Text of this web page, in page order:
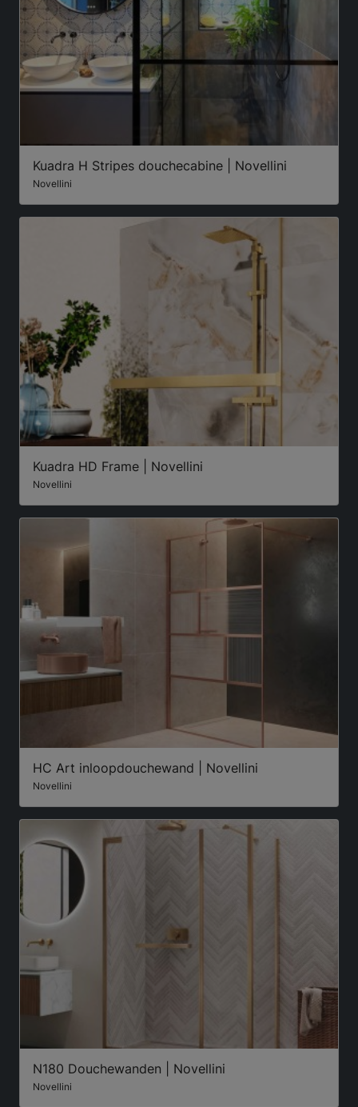
Kuadra H Stripes douchecabine | Novellini
Novellini
Kuadra HD Frame | Novellini
Novellini
HC Art inloopdouchewand | Novellini
Novellini
N180 Douchewanden | Novellini
Novellini